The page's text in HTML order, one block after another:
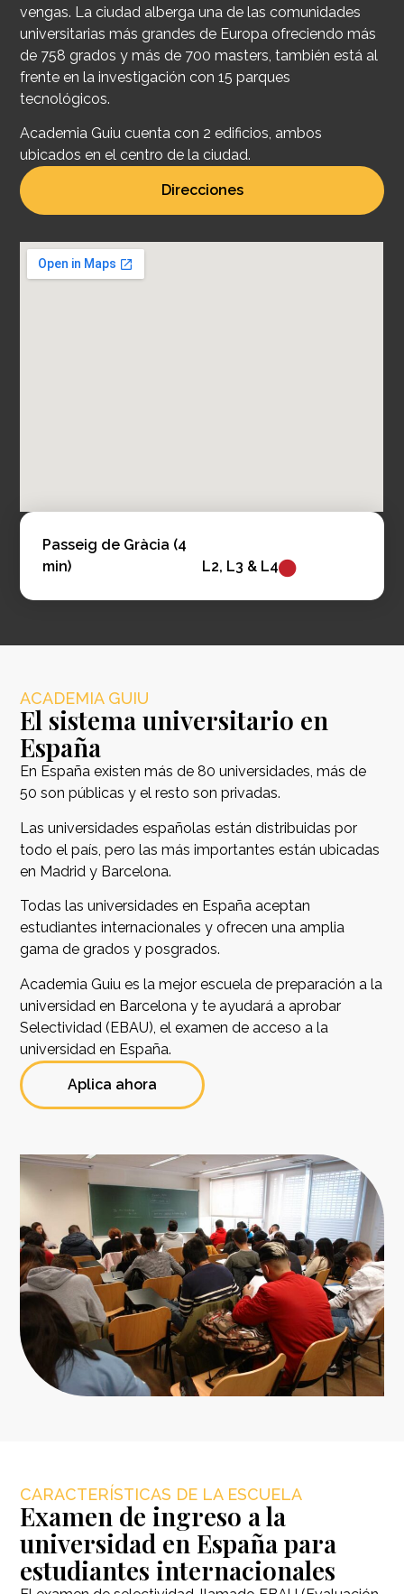
vengas. La ciudad alberga una de las comunidades
universitarias más grandes de Europa ofreciendo más
de 758 grados y más de 700 masters, también está al
frente en la investigación con 15 parques
tecnológicos.
Academia Guiu cuenta con 2 edificios, ambos
ubicados en el centro de la ciudad.
Direcciones
Passeig de Gràcia (4
min)
L2, L3 & L4
ACADEMIA GUIU
El sistema universitario en
España
En España existen más de 80 universidades, más de
50 son públicas y el resto son privadas.
Las universidades españolas están distribuidas por
todo el país, pero las más importantes están ubicadas
en Madrid y Barcelona.
Todas las universidades en España aceptan
estudiantes internacionales y ofrecen una amplia
gama de grados y posgrados.
Academia Guiu es la mejor escuela de preparación a la
universidad en Barcelona y te ayudará a aprobar
Selectividad (EBAU), el examen de acceso a la
universidad en España.
Aplica ahora
CARACTERÍSTICAS DE LA ESCUELA
Examen de ingreso a la
universidad en España para
estudiantes internacionales